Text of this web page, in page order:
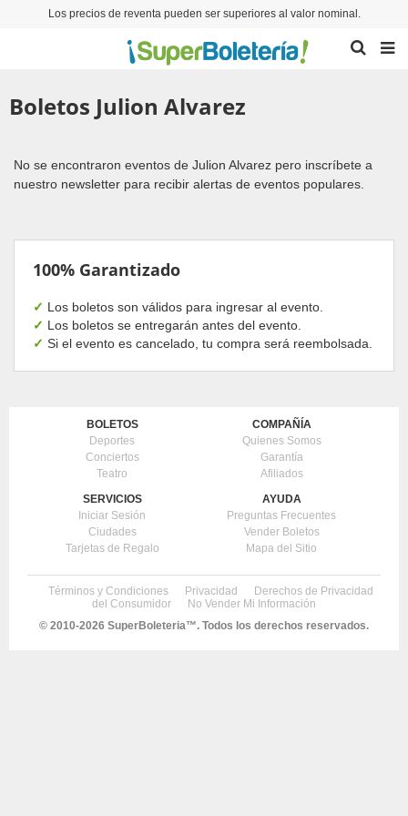
Los precios de reventa pueden ser superiores al valor nominal.
Boletos Julion Alvarez
No se encontraron eventos de Julion Alvarez pero inscríbete a
nuestro newsletter para recibir alertas de eventos populares.
100% Garantizado
✓ Los boletos son válidos para ingresar al evento.
✓ Los boletos se entregarán antes del evento.
✓ Si el evento es cancelado, tu compra será reembolsada.
BOLETOS
Deportes
Conciertos
Teatro
COMPAÑÍA
Quienes Somos
Garantía
Afiliados
SERVICIOS
Iniciar Sesión
Ciudades
Tarjetas de Regalo
AYUDA
Preguntas Frecuentes
Vender Boletos
Mapa del Sitio
Términos y Condiciones Privacidad
Derechos de Privacidad
del Consumidor
No Vender Mi Información
© 2010-2026 SuperBoleteria™. Todos los derechos reservados.